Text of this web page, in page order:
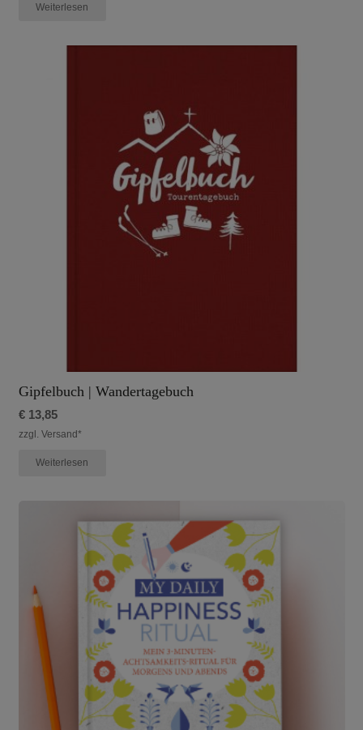
Weiterlesen
Gipfelbuch | Wandertagebuch
€13,85
zzgl. Versand*
Weiterlesen